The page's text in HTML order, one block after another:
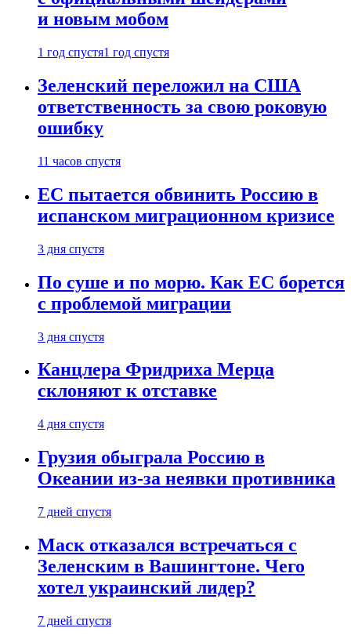
и новым мобом
1 год спустя1 год спустя
Зеленский переложил на США
ответственность за свою роковую
ошибку
11 часов спустя
ЕС пытается обвинить Россию в
испанском миграционном кризисе
3 дня спустя
По суше и по морю. Как ЕС борется
с проблемой миграции
3 дня спустя
Канцлера Фридриха Мерца
склоняют к отставке
4 дня спустя
Грузия обыграла Россию в
Океании из-за неявки противника
7 дней спустя
Маск отказался встречаться с
Зеленским в Вашингтоне. Чего
хотел украинский лидер?
7 дней спустя